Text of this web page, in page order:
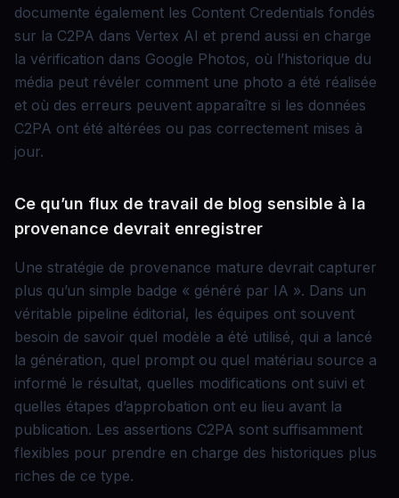
documente également les Content Credentials fondés
sur la C2PA dans Vertex AI et prend aussi en charge
la vérification dans Google Photos, où l’historique du
média peut révéler comment une photo a été réalisée
et où des erreurs peuvent apparaître si les données
C2PA ont été altérées ou pas correctement mises à
jour.
Ce qu’un flux de travail de blog sensible à la
provenance devrait enregistrer
Une stratégie de provenance mature devrait capturer
plus qu’un simple badge « généré par IA ». Dans un
véritable pipeline éditorial, les équipes ont souvent
besoin de savoir quel modèle a été utilisé, qui a lancé
la génération, quel prompt ou quel matériau source a
informé le résultat, quelles modifications ont suivi et
quelles étapes d’approbation ont eu lieu avant la
publication. Les assertions C2PA sont suffisamment
flexibles pour prendre en charge des historiques plus
riches de ce type.